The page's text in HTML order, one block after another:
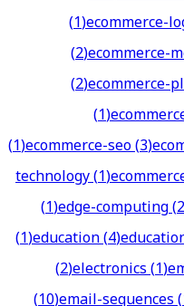
(1)ecommerce-
(2)ecommerce-
(2)ecommerce-
(1)
(1)ecommerce-seo(3)
technology(1)
(1)edge-computing(2
(1)education(4)
(2)electronics(1)
(10)email-sequences(